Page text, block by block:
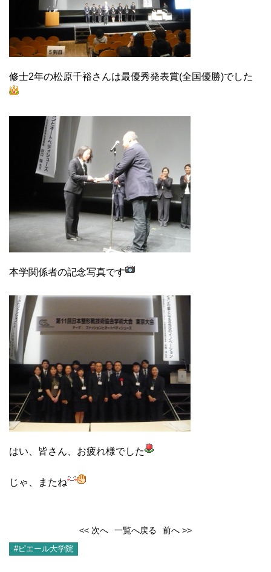
修士2年の松原千裕さんは最優秀発表賞(全国優勝)でした
本学関係者の記念写真です
はい、皆さん、お疲れ様でした
じゃ、またね
<< 次へ 一覧へ戻る 前へ >>
#ピエール大学院